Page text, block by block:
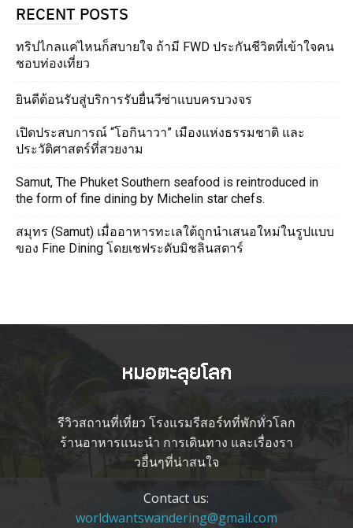
RECENT POSTS
ทริปไกลแค่ไหนก็สบายใจ ถ้ามี FWD ประกันชีวิตที่เข้าใจคน
ชอบท่องเที่ยว
ยินดีต้อนรับสู่บริการรับยื่นวีซ่าแบบครบวงจร
เปิดประสบการณ์ “โอกินาวา” เมืองแห่งธรรมชาติ และ
ประวัติศาสตร์ที่สวยงาม
Samut, The Phuket Southern seafood is reintroduced in
the form of fine dining by Michelin star chefs.
สมุทร (Samut) เมื่ออาหารทะเลใต้ถูกนำเสนอใหม่ในรูปแบบ
ของ Fine Dining โดยเชฟระดับมิชลินสตาร์
รีวิวสถานที่เที่ยว โรงแรมรีสอร์ทที่พักทั่วโลก
ร้านอาหารแนะนำ การเดินทาง และเรื่องรา
วอื่นๆที่น่าสนใจ
Contact us:
worldwantswandering@gmail.com